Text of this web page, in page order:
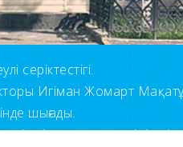
серіктестігі.
Игіман Жомарт
шығады.
сілтеме көрсетуіңіз